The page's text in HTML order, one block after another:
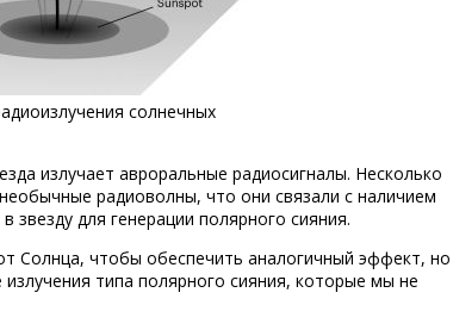
солнечных
излучает авроральные радиосигналы. Несколько
радиоволны, что они связали с наличием
для генерации полярного сияния.
Солнца, чтобы обеспечить аналогичный эффект, но
типа полярного сияния, которые мы не